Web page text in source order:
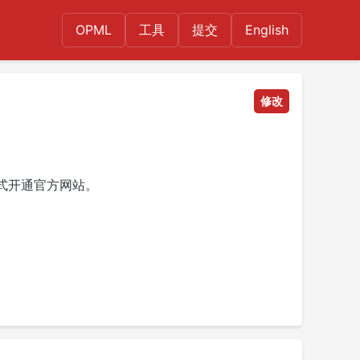
OPML 工具 提交 English
修改
通官方网站。